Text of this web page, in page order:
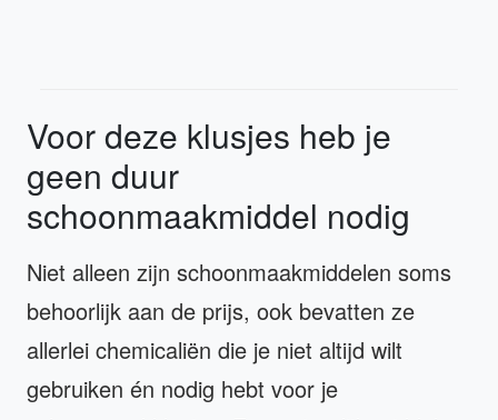
Voor deze klusjes heb je
geen duur
schoonmaakmiddel nodig
Niet alleen zijn schoonmaakmiddelen soms
behoorlijk aan de prijs, ook bevatten ze
allerlei chemicaliën die je niet altijd wilt
gebruiken én nodig hebt voor je